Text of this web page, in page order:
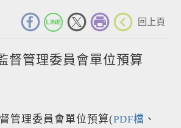
回上頁
督管理委員會單位預算
管理委員會單位預算(PDF檔 、